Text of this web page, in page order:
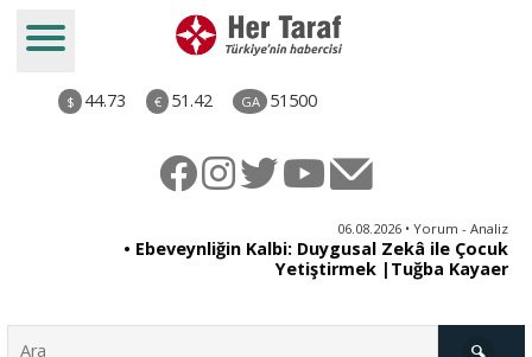
$ 44.73 € 51.42 GA 51500
06.08.2026 • Yorum - Analiz
• Ebeveynliğin Kalbi: Duygusal Zekâ ile Çocuk
Yetiştirmek |Tuğba Kayaer